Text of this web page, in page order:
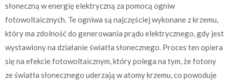
słoneczną w energię elektryczną za pomocą ogniw
fotowoltaicznych. Te ogniwa są najczęściej wykonane z krzemu,
który ma zdolność do generowania prądu elektrycznego, gdy jest
wystawiony na działanie światła słonecznego. Proces ten opiera
się na efekcie fotowoltaicznym, który polega na tym, że fotony
ze światła słonecznego uderzają w atomy krzemu, co powoduje